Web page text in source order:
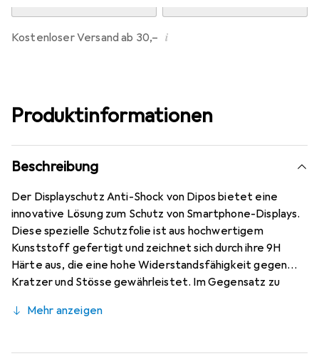
Kostenloser Versand ab 30,– i
Produktinformationen
Beschreibung
Der Displayschutz Anti-Shock von Dipos bietet eine
innovative Lösung zum Schutz von Smartphone-Displays.
Diese spezielle Schutzfolie ist aus hochwertigem
Kunststoff gefertigt und zeichnet sich durch ihre 9H
Härte aus, die eine hohe Widerstandsfähigkeit gegen
Kratzer und Stösse gewährleistet. Im Gegensatz zu
nicht, was sie zu einer sicheren Wahl für den täglichen
Schicht ausgestattet, die zusätzliche Stossdämpfung
Mehr anzeigen